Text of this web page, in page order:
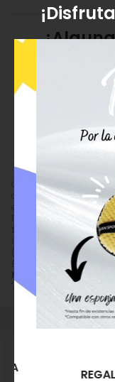
Comprar Martora
de descuento por4,93€
en tienda.
Precio, información,
Sombras Pelo Hykor
8432416517607,
(53) y a la marca
Encuentra productos
Martora Pincel
"Accesorios de Maquillaje".
Ponte
982
REGALO